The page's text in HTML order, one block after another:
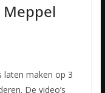
Meppel
laten maken op 3
De video’s